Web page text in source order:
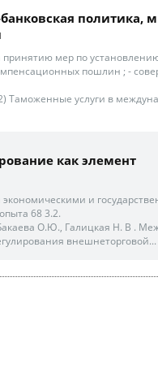
политика,
принятию мер по
пошлин ; -
Таможенные услуги в
как элемент
и
68 3.2.
О.Ю., Галицкая Н. В .
внешнеторговой...